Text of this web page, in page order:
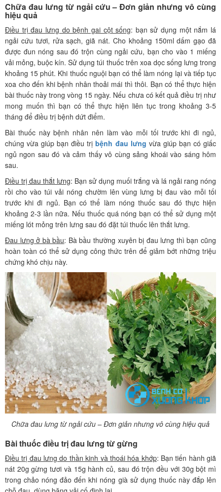
Chữa đau lưng từ ngải cứu – Đơn giản nhưng vô cùng
hiệu quả
Điều trị đau lưng do bệnh gai cột sống: bạn sử dụng một nắm lá
ngải cứu tươi, rửa sạch, giã nát. Cho khoảng 150ml dấm gạo đã
được đun nóng sau đó trộn cùng ngải cứu, bạn cho vào 1 miếng
vải mỏng, buộc kín. Sử dụng túi thuốc trên xoa dọc sống lưng trong
khoảng 15 phút. Khi thuốc nguội bạn có thể làm nóng lại và tiếp tục
xoa cho đến khi bệnh nhân thoải mái thì thôi. Bạn có thể thực hiện
bài thuốc này trong vòng 15 ngày. Nếu chưa có kết quả điều trị như
mong muốn thì bạn có thể thực hiện liên tục trong khoảng 3-5
tháng để điều trị bệnh dứt điểm.
Bài thuốc này bệnh nhân nên làm vào mỗi tối trước khi đi ngủ,
chúng vừa giúp bạn điều trịbệnh đau lưng vừa giúp bạn có giấc
ngủ ngon sau đó và cảm thấy vô cùng sảng khoái vào sáng hôm
sau.
Điều trị đau thắt lưng: Bạn sử dụng muối trắng và lá ngải rang nóng
rồi cho vào túi vải nóng chườm lên vùng lưng bị đau vào mỗi tối
trước khi đi ngủ. Bạn có thể làm nóng thuốc sau đó thực hiện
khoảng 2-3 lần nữa. Nếu thuốc quá nóng bạn có thể sử dụng một
miếng lót mỏng trên lưng sau đó đặt túi thuốc lên thắt lưng.
Đau lưng ở bà bầu: Bà bầu thường xuyên bị đau lưng thì bạn cũng
hoàn toàn có thể sử dụng công thức trên để giảm bớt những triệu
chứng khó chịu này.
Chữa đau lưng từ ngải cứu – Đơn giản nhưng vô cùng hiệu quả
Bài thuốc điều trị đau lưng từ gừng
Điều trị đau lưng do thần kinh và thoái hóa khớp: Bạn tiến hành giã
nát 20g gừng tươi và 15g hành củ, sau đó trộn đều với 30g bột mì
trong chảo nóng đảo đến khi nóng già sử dụng thuốc này đắp lên